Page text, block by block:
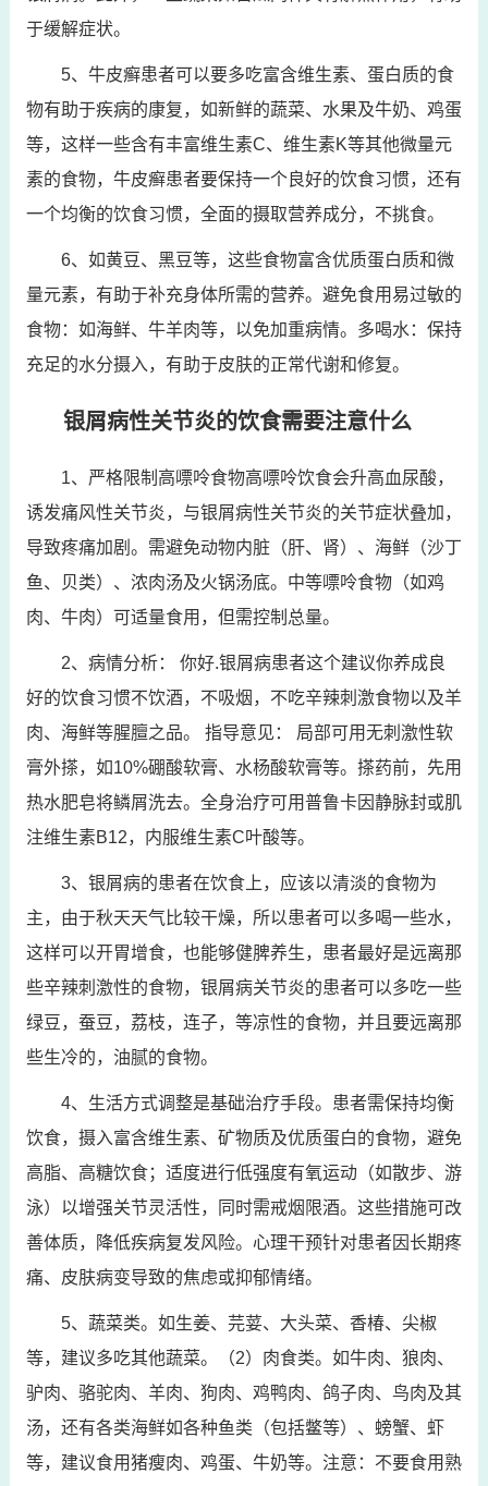
于缓解症状。
5、牛皮癣患者可以要多吃富含维生素、蛋白质的食
物有助于疾病的康复，如新鲜的蔬菜、水果及牛奶、鸡蛋
等，这样一些含有丰富维生素C、维生素K等其他微量元
素的食物，牛皮癣患者要保持一个良好的饮食习惯，还有
一个均衡的饮食习惯，全面的摄取营养成分，不挑食。
6、如黄豆、黑豆等，这些食物富含优质蛋白质和微
量元素，有助于补充身体所需的营养。避免食用易过敏的
食物：如海鲜、牛羊肉等，以免加重病情。多喝水：保持
充足的水分摄入，有助于皮肤的正常代谢和修复。
银屑病性关节炎的饮食需要注意什么
1、严格限制高嘌呤食物高嘌呤饮食会升高血尿酸，
诱发痛风性关节炎，与银屑病性关节炎的关节症状叠加，
导致疼痛加剧。需避免动物内脏（肝、肾）、海鲜（沙丁
鱼、贝类）、浓肉汤及火锅汤底。中等嘌呤食物（如鸡
肉、牛肉）可适量食用，但需控制总量。
2、病情分析： 你好.银屑病患者这个建议你养成良
好的饮食习惯不饮酒，不吸烟，不吃辛辣刺激食物以及羊
肉、海鲜等腥膻之品。 指导意见： 局部可用无刺激性软
膏外搽，如10%硼酸软膏、水杨酸软膏等。搽药前，先用
热水肥皂将鳞屑洗去。全身治疗可用普鲁卡因静脉封或肌
注维生素B12，内服维生素C叶酸等。
3、银屑病的患者在饮食上，应该以清淡的食物为
主，由于秋天天气比较干燥，所以患者可以多喝一些水，
这样可以开胃增食，也能够健脾养生，患者最好是远离那
些辛辣刺激性的食物，银屑病关节炎的患者可以多吃一些
绿豆，蚕豆，荔枝，连子，等凉性的食物，并且要远离那
些生冷的，油腻的食物。
4、生活方式调整是基础治疗手段。患者需保持均衡
饮食，摄入富含维生素、矿物质及优质蛋白的食物，避免
高脂、高糖饮食；适度进行低强度有氧运动（如散步、游
泳）以增强关节灵活性，同时需戒烟限酒。这些措施可改
善体质，降低疾病复发风险。心理干预针对患者因长期疼
痛、皮肤病变导致的焦虑或抑郁情绪。
5、蔬菜类。如生姜、芫荽、大头菜、香椿、尖椒
等，建议多吃其他蔬菜。（2）肉食类。如牛肉、狼肉、
驴肉、骆驼肉、羊肉、狗肉、鸡鸭肉、鸽子肉、鸟肉及其
汤，还有各类海鲜如各种鱼类（包括鳖等）、螃蟹、虾
等，建议食用猪瘦肉、鸡蛋、牛奶等。注意：不要食用熟